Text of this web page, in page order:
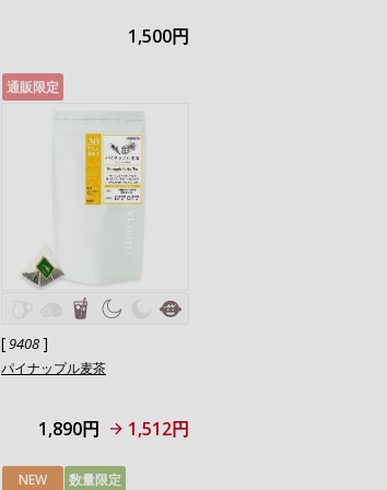
1,500円
通販限定
[9408]
パイナップル麦茶
1,890円 1,512円
NEW 数量限定